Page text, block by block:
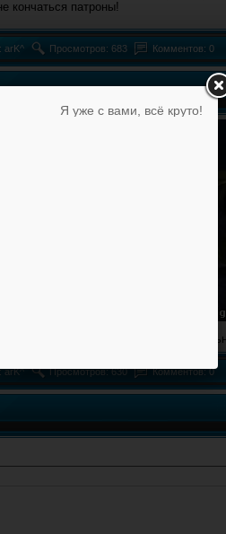
кончаться патроны!
arK^ Просмотров: 683 Комментов: 0
фонарик мигает очень быстро и
arK^ Просмотров: 630 Комментов: 0
Я уже с вами, всё круто!